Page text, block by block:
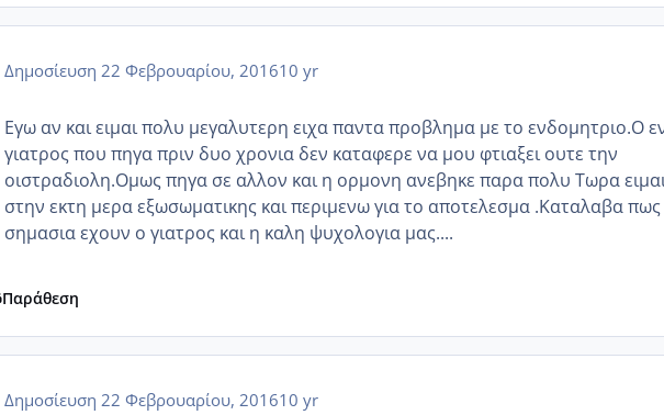
Δημοσίευση 22 Φεβρουαρίου, 201610 yr
Εγω αν και ειμαι πολυ μεγαλυτερη ειχα παντα προβλημα με το ενδομητριο.Ο
γιατρος που πηγα πριν δυο χρονια δεν καταφερε να μου φτιαξει ουτε την
οιστραδιολη.Ομως πηγα σε αλλον και η ορμονη ανεβηκε παρα πολυ Τωρα
στην εκτη μερα εξωσωματικης και περιμενω για το αποτελεσμα .Καταλαβα πως
σημασια εχουν ο γιατρος και η καλη ψυχολογια μας....
Παράθεση
Δημοσίευση 22 Φεβρουαρίου, 201610 yr